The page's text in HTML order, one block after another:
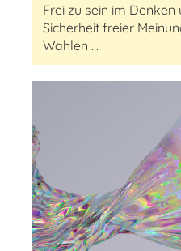
Frei zu sein im
Sicherheit freier
Wahlen ...